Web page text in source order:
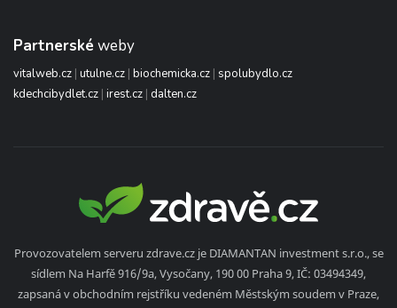
Partnerské weby
vitalweb.cz | utulne.cz | biochemicka.cz | spolubydlo.cz
kdechcibydlet.cz | irest.cz | dalten.cz
Provozovatelem serveru zdrave.cz je DIAMANTAN investment s.r.o., se
sídlem Na Harfě 916/9a, Vysočany, 190 00 Praha 9, IČ: 03494349,
zapsaná v obchodním rejstříku vedeném Městským soudem v Praze,